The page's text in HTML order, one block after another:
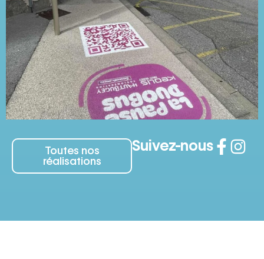
Toutes nos
réalisations
Suivez-nous